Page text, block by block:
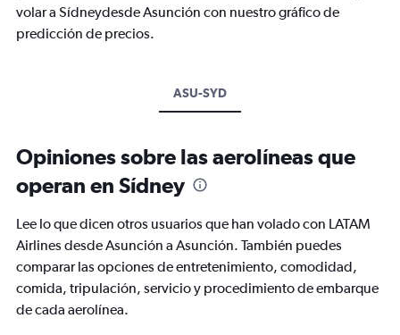
volar a Sídneydesde Asunción con nuestro gráfico de
predicción de precios.
ASU-SYD
Opiniones sobre las aerolíneas que
operan en Sídney
Lee lo que dicen otros usuarios que han volado con LATAM
Airlines desde Asunción a Asunción. También puedes
comparar las opciones de entretenimiento, comodidad,
comida, tripulación, servicio y procedimiento de embarque
de cada aerolínea.